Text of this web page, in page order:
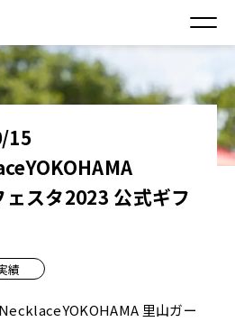
15
スタ2023 公式ギフ
績
里山ガー